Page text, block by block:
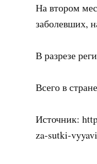
На втором
заболевших,
В разрезе
Всего в
Источник:
za-sutki-